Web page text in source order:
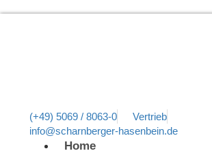
(+49) 5069 / 8063-0
Vertrieb
info@scharnberger-hasenbein.de
Home